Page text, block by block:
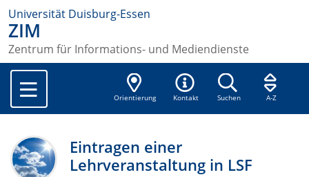
Universität Duisburg-Essen
ZIM
Zentrum für Informations- und Mediendienste
Orientierung Kontakt Suchen A-Z
Eintragen einer
Lehrveranstaltung in LSF